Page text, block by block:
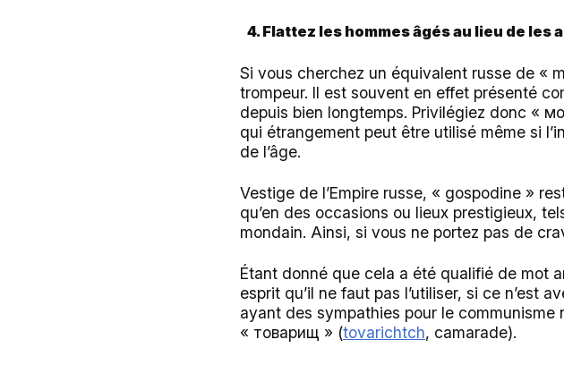
4. Flattez les hommes âgés au lieu de les
Si vous cherchez un équivalent russe de «
trompeur. Il est souvent en effet présenté
depuis bien longtemps. Privilégiez donc «
qui étrangement peut être utilisé même si
de l’âge.
Vestige de l’Empire russe, « gospodine »
qu’en des occasions ou lieux prestigieux,
mondain. Ainsi, si vous ne portez pas de
Étant donné que cela a été qualifié de mot
esprit qu’il ne faut pas l’utiliser, si ce n’est
ayant des sympathies pour le communisme
« товарищ » (tovarichtch, camarade).